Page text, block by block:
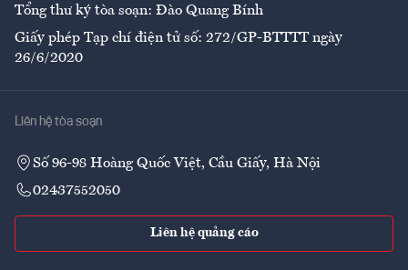
Tổng thư ký tòa soạn: Đào Quang Bính
Giấy phép Tạp chí điện tử số: 272/GP-BTTTT ngày
26/6/2020
Liên hệ tòa soạn
Số 96-98 Hoàng Quốc Việt, Cầu Giấy, Hà Nội
02437552050
Liên hệ quảng cáo